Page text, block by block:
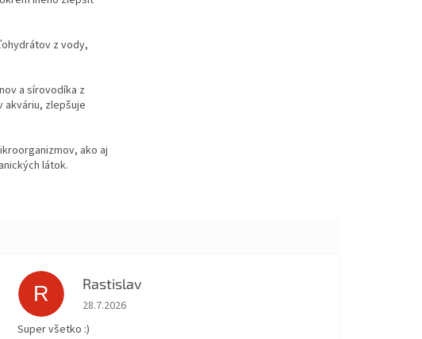
z vody,
a sírovodíka z
akváriu, zlepšuje
ako aj
látok.
R Rastislav
Hodnotenie obchodu je 5 z 5 hviezdičiek.
28.7.2026
Super všetko :)